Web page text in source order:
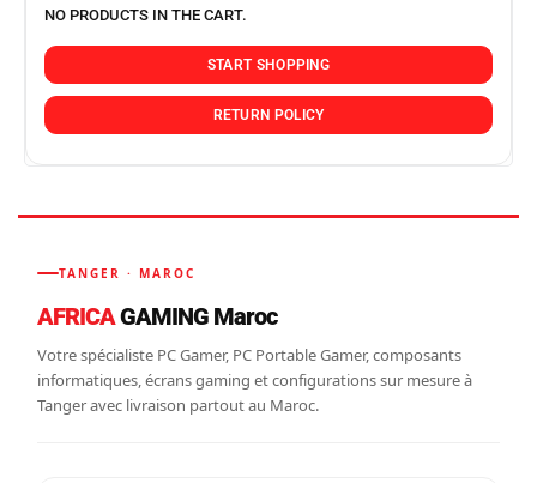
NO PRODUCTS IN THE CART.
START SHOPPING
RETURN POLICY
TANGER · MAROC
AFRICAGAMING Maroc
Votre spécialiste PC Gamer, PC Portable Gamer, composants
informatiques, écrans gaming et configurations sur mesure à
Tanger avec livraison partout au Maroc.